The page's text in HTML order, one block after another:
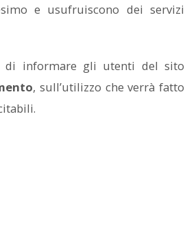
e usufruiscono dei servizi
di informare gli utenti del sito
, sull’utilizzo che verrà fatto